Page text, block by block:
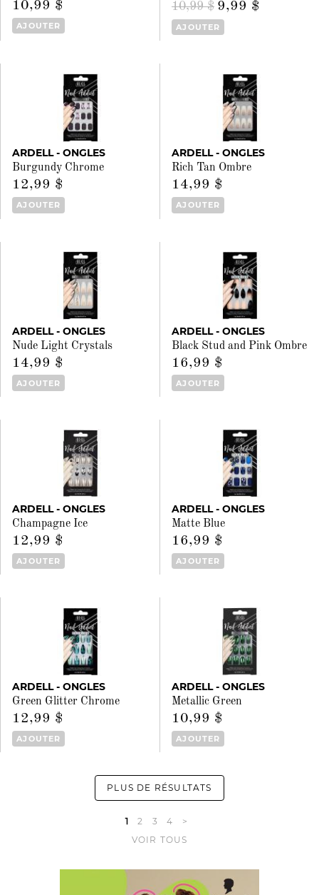
10,99 $
AJOUTER
10,99 $ 9,99 $
AJOUTER
ARDELL - ONGLES
Burgundy Chrome
12,99 $
AJOUTER
ARDELL - ONGLES
Rich Tan Ombre
14,99 $
AJOUTER
ARDELL - ONGLES
Nude Light Crystals
14,99 $
AJOUTER
ARDELL - ONGLES
Black Stud and Pink Ombre
16,99 $
AJOUTER
ARDELL - ONGLES
Champagne Ice
12,99 $
AJOUTER
ARDELL - ONGLES
Matte Blue
16,99 $
AJOUTER
ARDELL - ONGLES
Green Glitter Chrome
12,99 $
AJOUTER
ARDELL - ONGLES
Metallic Green
10,99 $
AJOUTER
PLUS DE RÉSULTATS
1 2 3 4
>
VOIR TOUS